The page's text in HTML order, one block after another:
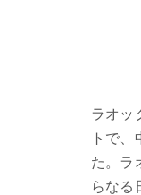
ラオッ
トで
た。ラ
らなる